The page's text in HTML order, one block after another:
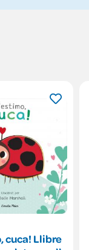
cuca! Llibre